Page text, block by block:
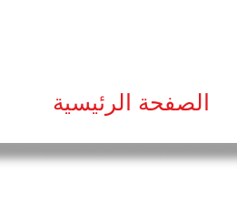
الصفحة الرئيسية